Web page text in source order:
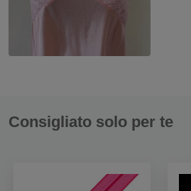
Consigliato solo per te